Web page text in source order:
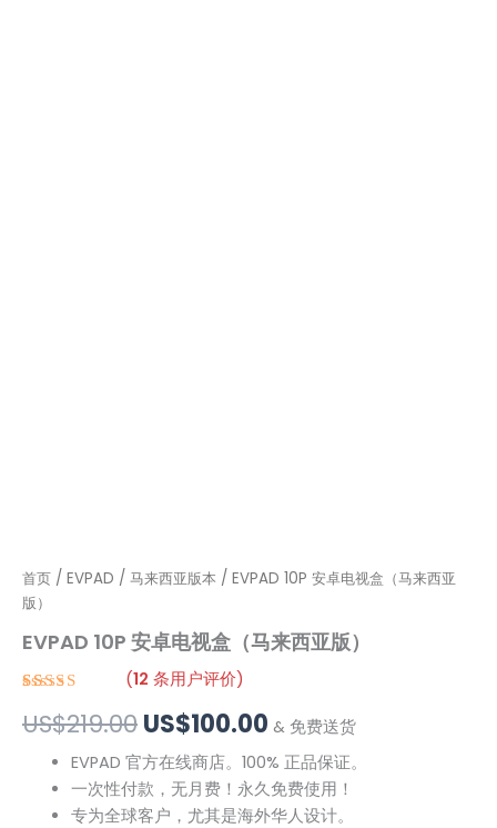
首页 / EVPAD / 马来西亚版本 / EVPAD 10P 安卓电视盒（马来西亚
版）
EVPAD 10P 安卓电视盒（马来西亚版）
5，已有位
客户进行了
(12 条用户评价)
US$219.00
原
价
为：
US$219.00。
US$100.00
当
前
为：
US$100.00。
& 免费送货
EVPAD 官方在线商店。100% 正品保证。
一次性付款，无月费！永久免费使用！
专为全球客户，尤其是海外华人设计。
EVPAD
10P
卓
视
（马